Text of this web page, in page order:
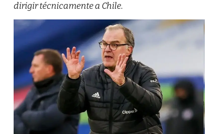
dirigir técnicamente a Chile.